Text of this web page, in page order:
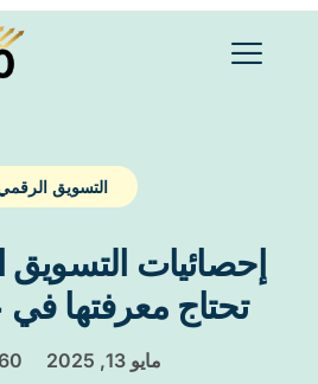
التسويق
إحصائيات التسويق
تحتاج معرفتها في
مايو 13, 2025